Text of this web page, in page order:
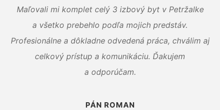
Maľovali mi komplet celý 3 izbový byt v Petržalke
a všetko prebehlo podľa mojich predstáv.
Profesionálne a dôkladne odvedená práca, chválim aj
celkový prístup a komunikáciu. Ďakujem
a odporúčam.
PÁN ROMAN